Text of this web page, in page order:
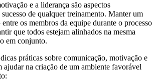
e a liderança são aspectos
de qualquer treinamento. Manter um
os membros da equipe durante o processo
que todos estejam alinhados na mesma
em conjunto.
práticas sobre comunicação, motivação e
ajudar na criação de um ambiente favorável